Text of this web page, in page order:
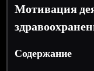
Мотивация
Содержание